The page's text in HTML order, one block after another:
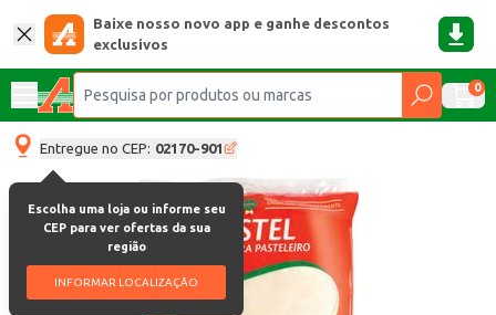
Baixe nosso novo app e ganhe descontos
exclusivos
0
Entregue no CEP: 02170-901
Escolha uma loja ou informe seu
CEP para ver ofertas da sua
região
INFORMAR LOCALIZAÇÃO